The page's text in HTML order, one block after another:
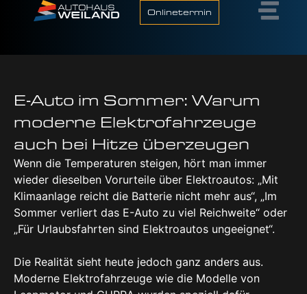
Onlinetermin
E‑Auto im Som­mer: War­um
moder­ne Elek­tro­fahr­zeu­ge
auch bei Hit­ze über­zeu­gen
Wenn die Temperaturen steigen, hört man immer
wieder dieselben Vorurteile über Elektroautos: „Mit
Klimaanlage reicht die Batterie nicht mehr aus“, „Im
Sommer verliert das E-Auto zu viel Reichweite“ oder
„Für Urlaubsfahrten sind Elektroautos ungeeignet“.
Die Realität sieht heute jedoch ganz anders aus.
Moderne Elektrofahrzeuge wie die Modelle von